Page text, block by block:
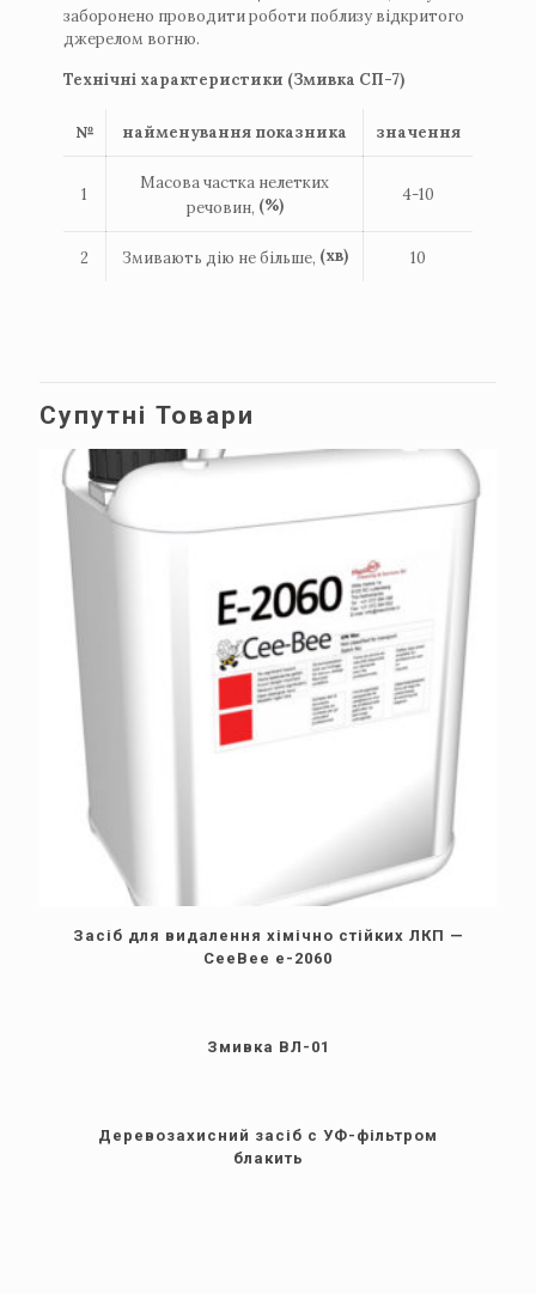
заборонено проводити роботи поблизу відкритого
джерелом вогню.
Технічні характеристики (Змивка СП-7)
№ найменування показника значення
1
Масова частка нелетких
речовин, (%)
4-10
2 Змивають дію не більше, (хв) 10
Супутні Товари
Засіб для видалення хімічно стійких ЛКП —
CeeBee e-2060
Змивка ВЛ-01
Деревозахисний засіб c УФ-фільтром
блакить